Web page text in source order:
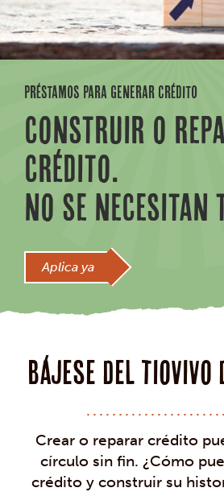
PRÉSTAMOS PARA GENERAR CRÉDITO
CONSTRUIR O
CRÉDITO.
NO SE NECESITAN
Aplica ya
Bájese del
Crear o reparar crédito
círculo sin fin. ¿Cómo
crédito y construir su